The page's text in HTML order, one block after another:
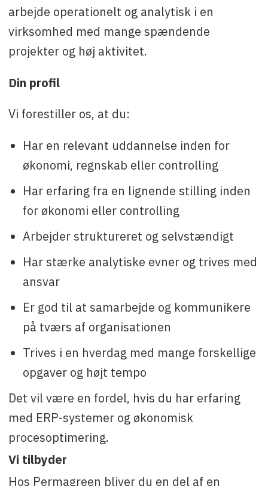
arbejde operationelt og analytisk i en
virksomhed med mange spændende
projekter og høj aktivitet.
Din profil
Vi forestiller os, at du:
Har en relevant uddannelse inden for
økonomi, regnskab eller controlling
Har erfaring fra en lignende stilling inden
for økonomi eller controlling
Arbejder struktureret og selvstændigt
Har stærke analytiske evner og trives med
ansvar
Er god til at samarbejde og kommunikere
på tværs af organisationen
Trives i en hverdag med mange forskellige
opgaver og højt tempo
Det vil være en fordel, hvis du har erfaring
med ERP-systemer og økonomisk
procesoptimering.
Vi tilbyder
Hos Permagreen bliver du en del af en